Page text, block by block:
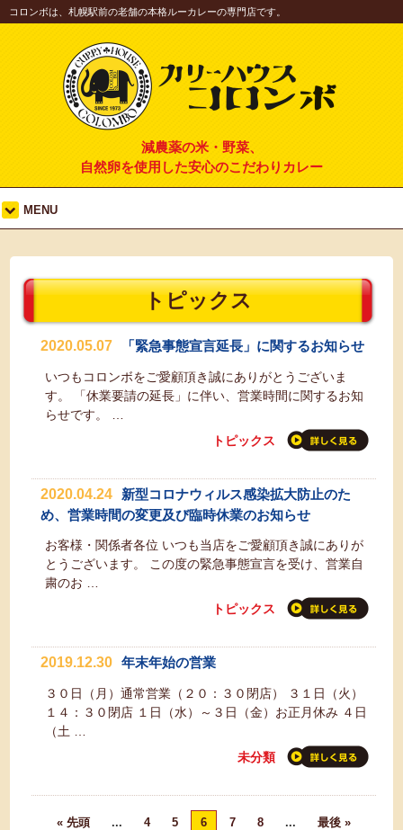
コロンボは、札幌駅前の老舗の本格ルーカレーの専門店です。
減農薬の米・野菜、
自然卵を使用した安心のこだわりカレー
MENU
トピックス
2020.05.07 「緊急事態宣言延長」に関するお知らせ
いつもコロンボをご愛顧頂き誠にありがとうございま
す。 「休業要請の延長」に伴い、営業時間に関するお知
らせです。 …
トピックス
2020.04.24
新型コロナウィルス感染拡大防止のた
め、営業時間の変更及び臨時休業のお知らせ
お客様・関係者各位 いつも当店をご愛顧頂き誠にありが
とうございます。 この度の緊急事態宣言を受け、営業自
粛のお …
トピックス
2019.12.30 年末年始の営業
３０日（月）通常営業（２０：３０閉店） ３１日（火）
１４：３０閉店 １日（水）～３日（金）お正月休み ４日
（土 …
未分類
« 先頭 ... 4 5 6 7 8 ... 最後 »